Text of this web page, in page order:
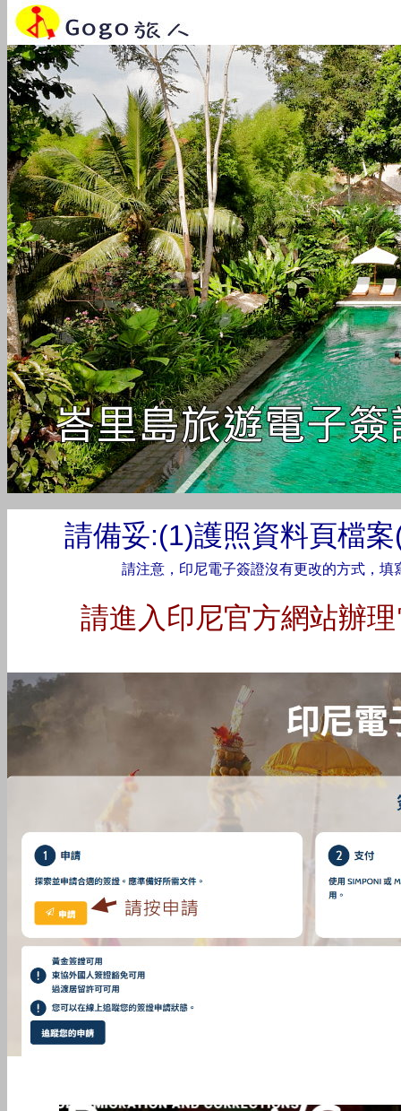
請備妥:(1)護照資料頁檔
請注意，印尼電子簽證沒有更改的方式，
請進入印尼官方網站辦